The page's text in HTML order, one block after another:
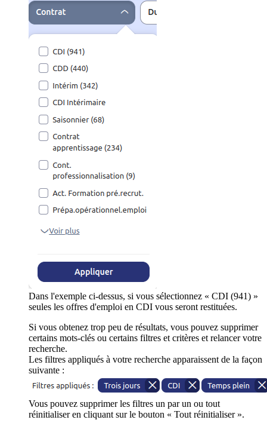
Dans l'exemple ci-dessus, si vous sélectionnez « CDI (941) »
seules les offres d'emploi en CDI vous seront restituées.
Si vous obtenez trop peu de résultats, vous pouvez supprimer
certains mots-clés ou certains filtres et critères et relancer votre
recherche.
Les filtres appliqués à votre recherche apparaissent de la façon
suivante :
Vous pouvez supprimer les filtres un par un ou tout
réinitialiser en cliquant sur le bouton « Tout réinitialiser ».